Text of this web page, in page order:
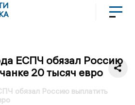
ЕСПЧ обязал Россию
20 тысяч евро
обязал Россию выплатить